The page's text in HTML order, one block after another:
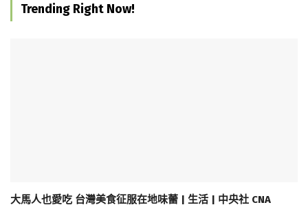
Trending Right Now!
大馬人也愛吃 台灣美食征服在地味蕾 | 生活 | 中央社 CNA